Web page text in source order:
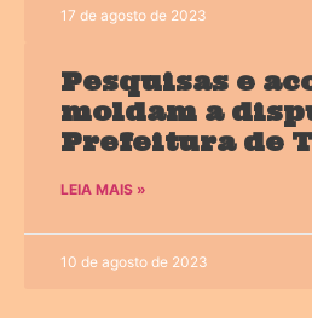
17 de agosto de 2023
Pesquisas e
moldam a
Prefeitura de
LEIA MAIS »
10 de agosto de 2023